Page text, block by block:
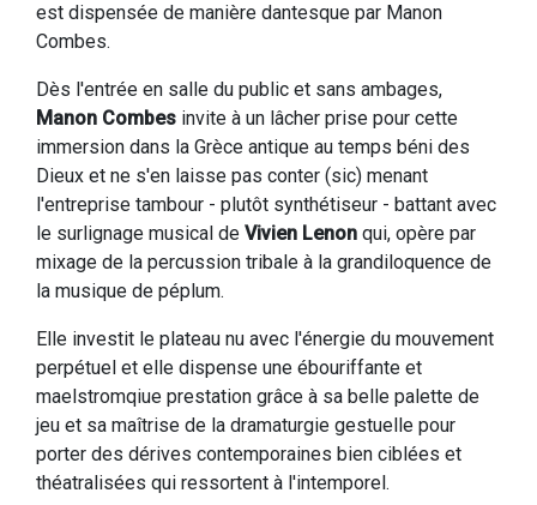
est dispensée de manière dantesque par Manon
Combes.
Dès l'entrée en salle du public et sans ambages,
Manon Combes invite à un lâcher prise pour cette
immersion dans la Grèce antique au temps béni des
Dieux et ne s'en laisse pas conter (sic) menant
l'entreprise tambour - plutôt synthétiseur - battant avec
le surlignage musical de Vivien Lenon qui, opère par
mixage de la percussion tribale à la grandiloquence de
la musique de péplum.
Elle investit le plateau nu avec l'énergie du mouvement
perpétuel et elle dispense une ébouriffante et
maelstromqiue prestation grâce à sa belle palette de
jeu et sa maîtrise de la dramaturgie gestuelle pour
porter des dérives contemporaines bien ciblées et
théatralisées qui ressortent à l'intemporel.